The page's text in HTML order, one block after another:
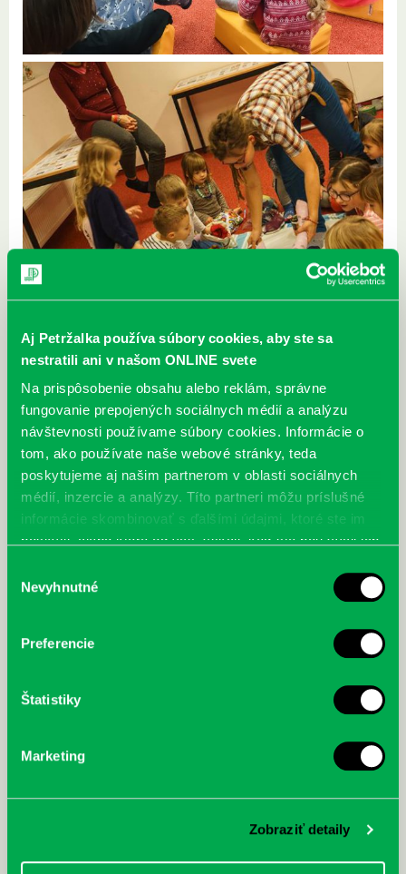
Aj Petržalka používa súbory cookies, aby ste sa
nestratili ani v našom ONLINE svete
Na prispôsobenie obsahu alebo reklám, správne
fungovanie prepojených sociálnych médií a analýzu
návštevnosti používame súbory cookies. Informácie o
tom, ako používate naše webové stránky, teda
poskytujeme aj našim partnerom v oblasti sociálnych
médií, inzercie a analýzy. Títo partneri môžu príslušné
informácie skombinovať s ďalšími údajmi, ktoré ste im
poskytli, alebo ktoré od vás získali, keď ste používali ich
súhlasu
Nevyhnutné
Preferencie
Štatistiky
Marketing
Zobraziť detaily